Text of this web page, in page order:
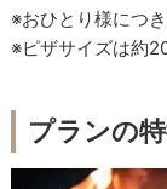
※おひとり様につ
※ピザサイズは約
プランの